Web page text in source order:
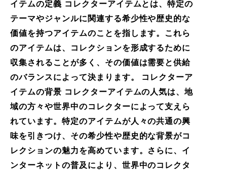
イテムの定義 コレクターアイテムとは、特定の
テーマやジャンルに関連する希少性や歴史的な
価値を持つアイテムのことを指します。これら
のアイテムは、コレクションを形成するために
収集されることが多く、その価値は需要と供給
のバランスによって決まります。 コレクターア
イテムの背景 コレクターアイテムの人気は、地
域の方々や世界中のコレクターによって支えら
れています。特定のアイテムが人々の共通の興
味を引きつけ、その希少性や歴史的な背景がコ
レクションの魅力を高めています。さらに、イ
ンターネットの普及により、世界中のコレクタ